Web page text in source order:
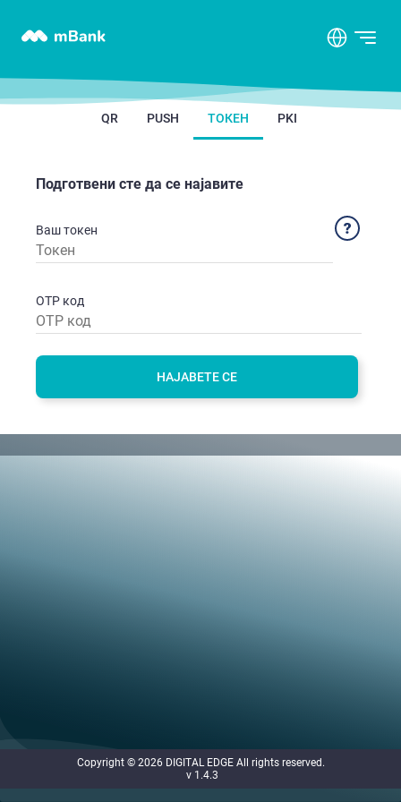
Copyright © 2026 DIGITAL EDGE All rights reserved.
v 1.4.3
QR PUSH ТОКЕН PKI
Подготвени сте да се најавите
Ваш токен
OTP код
НАЈАВЕТЕ СЕ